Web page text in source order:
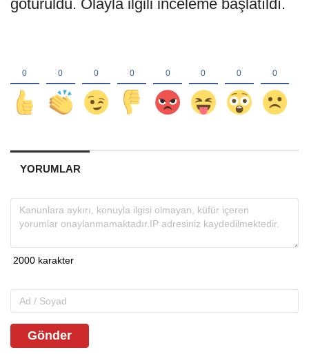
götürüldü. Olayla ilgili inceleme başlatıldı.
YORUMLAR
Gönder